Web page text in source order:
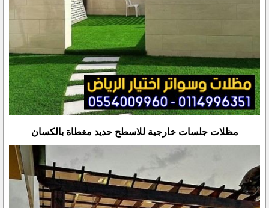
مظلات جلسات خارجية للاسطح حديد مغطاة بالكسان